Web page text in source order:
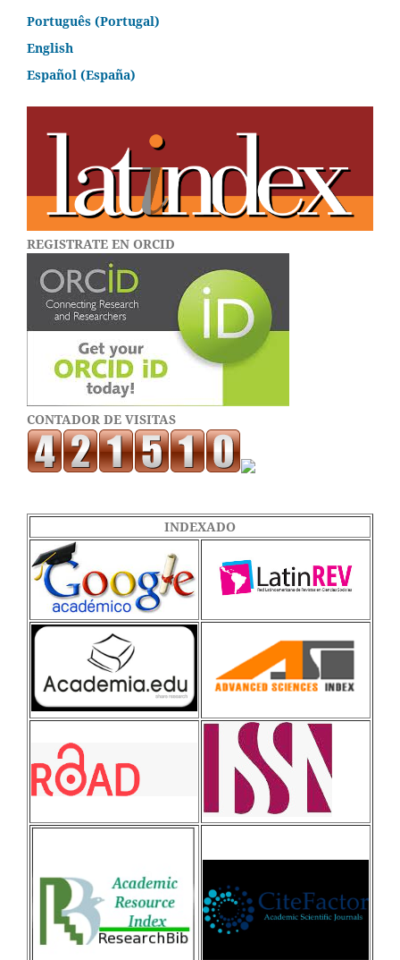
Português (Portugal)
English
Español (España)
REGISTRATE EN ORCID
CONTADOR DE VISITAS
INDEXADO